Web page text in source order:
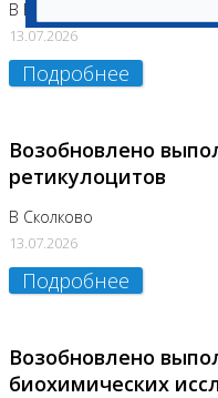
В Бутово
13.07.2026
Подробнее
Возобновлено
ретикулоцитов
В Сколково
13.07.2026
Подробнее
Возобновлено
биохимических